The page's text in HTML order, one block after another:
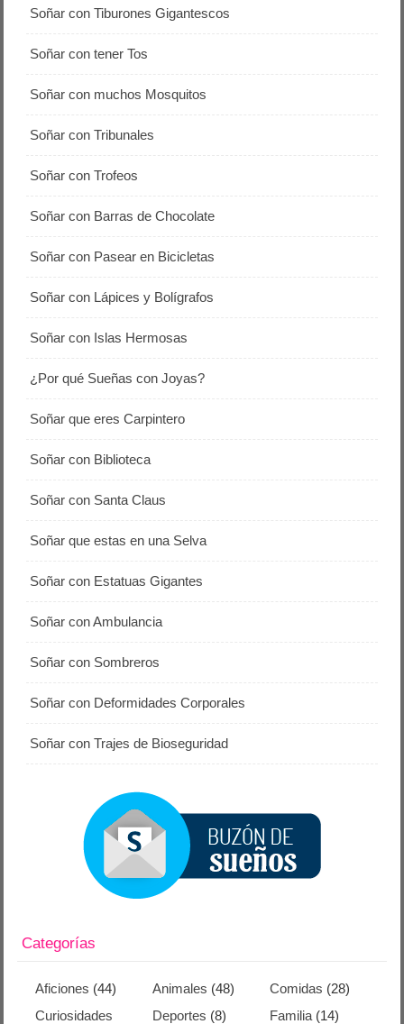
Soñar con Tiburones Gigantescos
Soñar con tener Tos
Soñar con muchos Mosquitos
Soñar con Tribunales
Soñar con Trofeos
Soñar con Barras de Chocolate
Soñar con Pasear en Bicicletas
Soñar con Lápices y Bolígrafos
Soñar con Islas Hermosas
¿Por qué Sueñas con Joyas?
Soñar que eres Carpintero
Soñar con Biblioteca
Soñar con Santa Claus
Soñar que estas en una Selva
Soñar con Estatuas Gigantes
Soñar con Ambulancia
Soñar con Sombreros
Soñar con Deformidades Corporales
Soñar con Trajes de Bioseguridad
Categorías
Aficiones (44) Animales (48) Comidas (28)
Curiosidades
Deportes (8) Familia(14)